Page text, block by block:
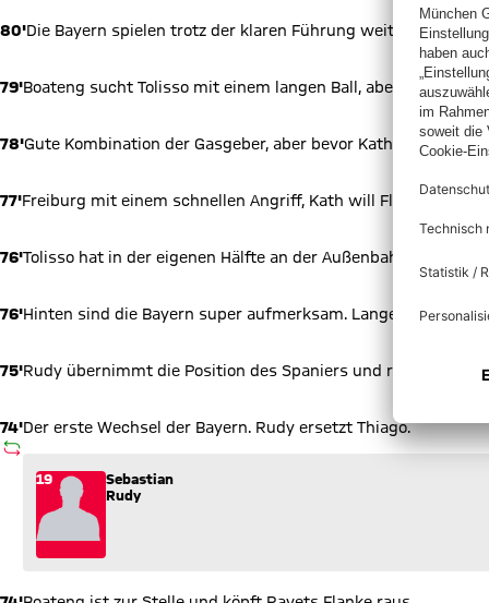
80'Die Bayern spielen trotz der klaren Führung weiter nach
79'Boateng sucht Tolisso mit einem langen Ball, aber
78'Gute Kombination der Gasgeber, aber bevor Kath zum
77'Freiburg mit einem schnellen Angriff, Kath will Flanken, aber
76'Tolisso hat in der eigenen Hälfte an der Außenbahn einen
76'Hinten sind die Bayern super aufmerksam. Langer Ball auf
75'Rudy übernimmt die Position des Spaniers und reiht sich in
74'
AUSWECHSLUNG
Der erste Wechsel der Bayern. Rudy ersetzt Thiago.
Wechsel: Sebastian Rudy (19) kommt für Thiago (6) ins Spiel.
19
Sebastian
Rudy